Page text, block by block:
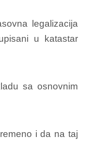
legalizacija
u katastar
sa osnovnim
i da na taj